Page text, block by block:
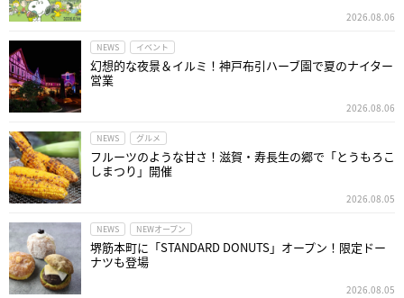
2026.08.06
NEWS イベント
幻想的な夜景＆イルミ！神戸布引ハーブ園で夏のナイター
営業
2026.08.06
NEWS グルメ
フルーツのような甘さ！滋賀・寿長生の郷で「とうもろこ
しまつり」開催
2026.08.05
NEWS NEWオープン
堺筋本町に「STANDARD DONUTS」オープン！限定ドー
ナツも登場
2026.08.05